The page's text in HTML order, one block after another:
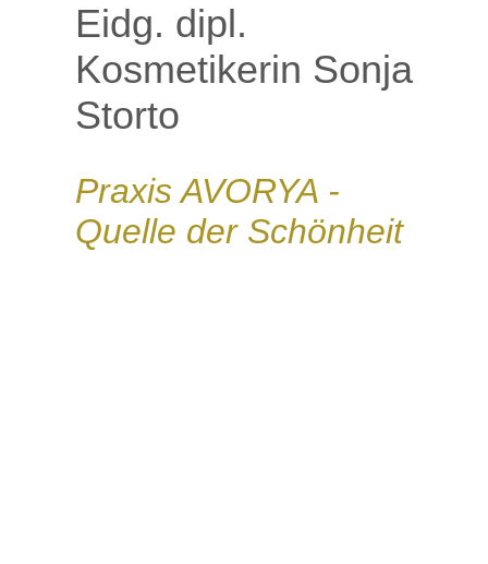
Eidg. dipl.
Kosmetikerin Sonja
Storto
Praxis AVORYA -
Quelle der Schönheit